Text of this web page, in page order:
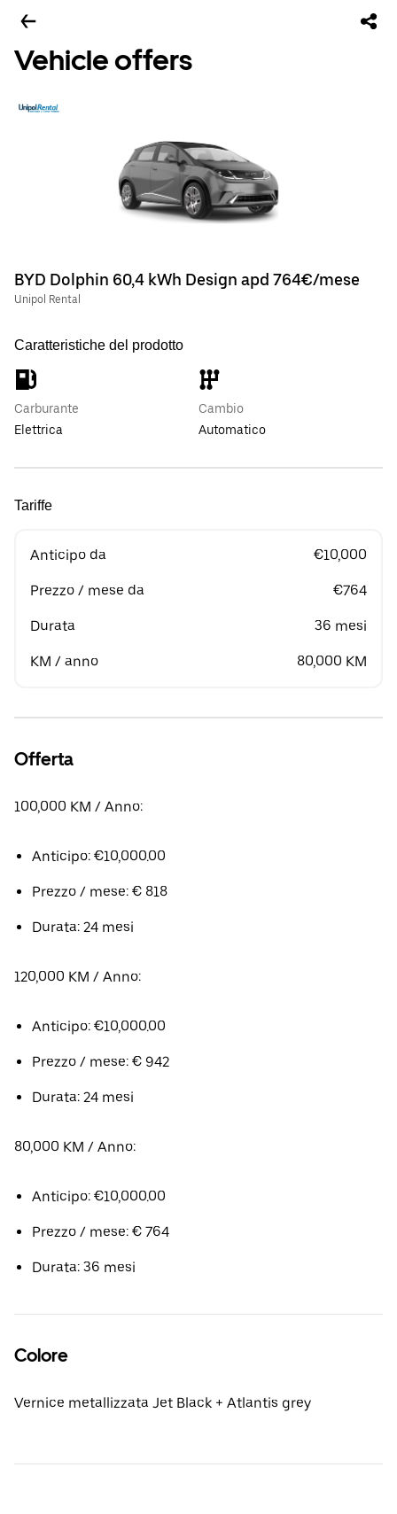
Vehicle offers
BYD Dolphin 60,4 kWh Design apd 764€/mese
Unipol Rental
Caratteristiche del prodotto
Carburante
Elettrica
Cambio
Automatico
Tariffe
Anticipo da €10,000
Prezzo / mese da €764
Durata 36 mesi
KM / anno 80,000 KM
Offerta
100,000 KM / Anno:
Anticipo: €10,000.00
Prezzo / mese: € 818
Durata: 24 mesi
120,000 KM / Anno:
Anticipo: €10,000.00
Prezzo / mese: € 942
Durata: 24 mesi
80,000 KM / Anno:
Anticipo: €10,000.00
Prezzo / mese: € 764
Durata: 36 mesi
Colore
Vernice metallizzata Jet Black + Atlantis grey